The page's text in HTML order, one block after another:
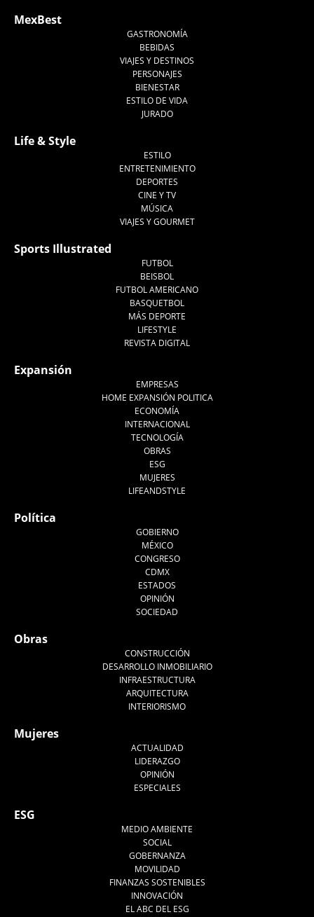
MexBest
GASTRONOMÍA
BEBIDAS
VIAJES Y DESTINOS
PERSONAJES
BIENESTAR
ESTILO DE VIDA
JURADO
Life & Style
ESTILO
ENTRETENIMIENTO
DEPORTES
CINE Y TV
MÚSICA
VIAJES Y GOURMET
Sports Illustrated
FUTBOL
BEISBOL
FUTBOL AMERICANO
BASQUETBOL
MÁS DEPORTE
LIFESTYLE
REVISTA DIGITAL
Expansión
EMPRESAS
HOME EXPANSIÓN POLITICA
ECONOMÍA
INTERNACIONAL
TECNOLOGÍA
OBRAS
ESG
MUJERES
LIFEANDSTYLE
Política
GOBIERNO
MÉXICO
CONGRESO
CDMX
ESTADOS
OPINIÓN
SOCIEDAD
Obras
CONSTRUCCIÓN
DESARROLLO INMOBILIARIO
INFRAESTRUCTURA
ARQUITECTURA
INTERIORISMO
Mujeres
ACTUALIDAD
LIDERAZGO
OPINIÓN
ESPECIALES
ESG
MEDIO AMBIENTE
SOCIAL
GOBERNANZA
MOVILIDAD
FINANZAS SOSTENIBLES
INNOVACIÓN
EL ABC DEL ESG